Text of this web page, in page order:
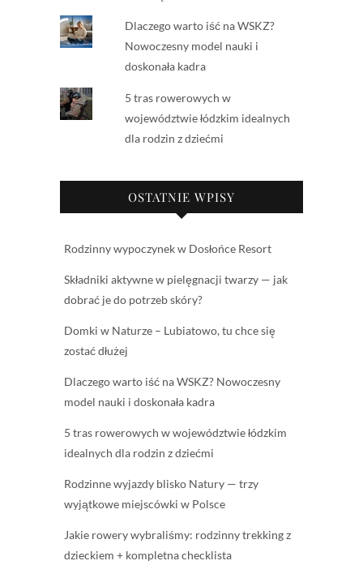
Dlaczego warto iść na WSKZ?
Nowoczesny model nauki i
doskonała kadra
5 tras rowerowych w
województwie łódzkim idealnych
dla rodzin z dziećmi
OSTATNIE WPISY
Rodzinny wypoczynek w Dosłońce Resort
Składniki aktywne w pielęgnacji twarzy — jak
dobrać je do potrzeb skóry?
Domki w Naturze – Lubiatowo, tu chce się
zostać dłużej
Dlaczego warto iść na WSKZ? Nowoczesny
model nauki i doskonała kadra
5 tras rowerowych w województwie łódzkim
idealnych dla rodzin z dziećmi
Rodzinne wyjazdy blisko Natury — trzy
wyjątkowe miejscówki w Polsce
Jakie rowery wybraliśmy: rodzinny trekking z
dzieckiem + kompletna checklista